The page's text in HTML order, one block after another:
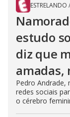
ESTRELANDO /
estudo
diz que
amadas,
Pedro Andrade,
redes sociais
o cérebro